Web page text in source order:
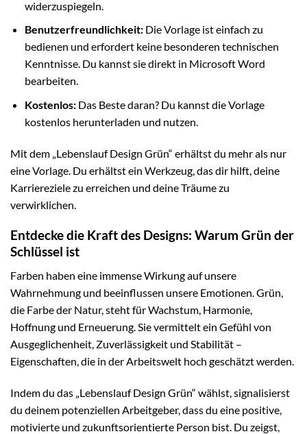
widerzuspiegeln.
Benutzerfreundlichkeit:Die Vorlage ist einfach zu
bedienen und erfordert keine besonderen technischen
Kenntnisse. Du kannst sie direkt in Microsoft Word
bearbeiten.
Kostenlos:Das Beste daran? Du kannst die Vorlage
kostenlos herunterladen und nutzen.
Mit dem „Lebenslauf Design Grün“ erhältst du mehr als nur
eine Vorlage. Du erhältst ein Werkzeug, das dir hilft, deine
Karriereziele zu erreichen und deine Träume zu
verwirklichen.
Entdecke die Kraft des Designs: Warum Grün der
Schlüssel ist
Farben haben eine immense Wirkung auf unsere
Wahrnehmung und beeinflussen unsere Emotionen. Grün,
die Farbe der Natur, steht für Wachstum, Harmonie,
Hoffnung und Erneuerung. Sie vermittelt ein Gefühl von
Ausgeglichenheit, Zuverlässigkeit und Stabilität –
Eigenschaften, die in der Arbeitswelt hoch geschätzt werden.
Indem du das „Lebenslauf Design Grün“ wählst, signalisierst
du deinem potenziellen Arbeitgeber, dass du eine positive,
motivierte und zukunftsorientierte Person bist. Du zeigst,